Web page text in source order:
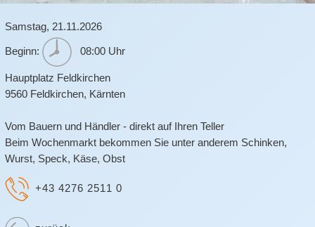
Samstag, 21.11.2026
Beginn: 08:00 Uhr
Hauptplatz Feldkirchen
9560 Feldkirchen, Kärnten
Vom Bauern und Händler - direkt auf Ihren Teller
Beim Wochenmarkt bekommen Sie unter anderem Schinken,
Wurst, Speck, Käse, Obst
+43 4276 2511 0